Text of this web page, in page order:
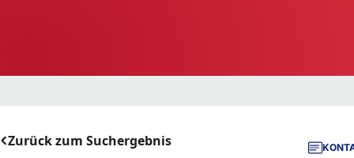
Zurück zum Suchergebnis